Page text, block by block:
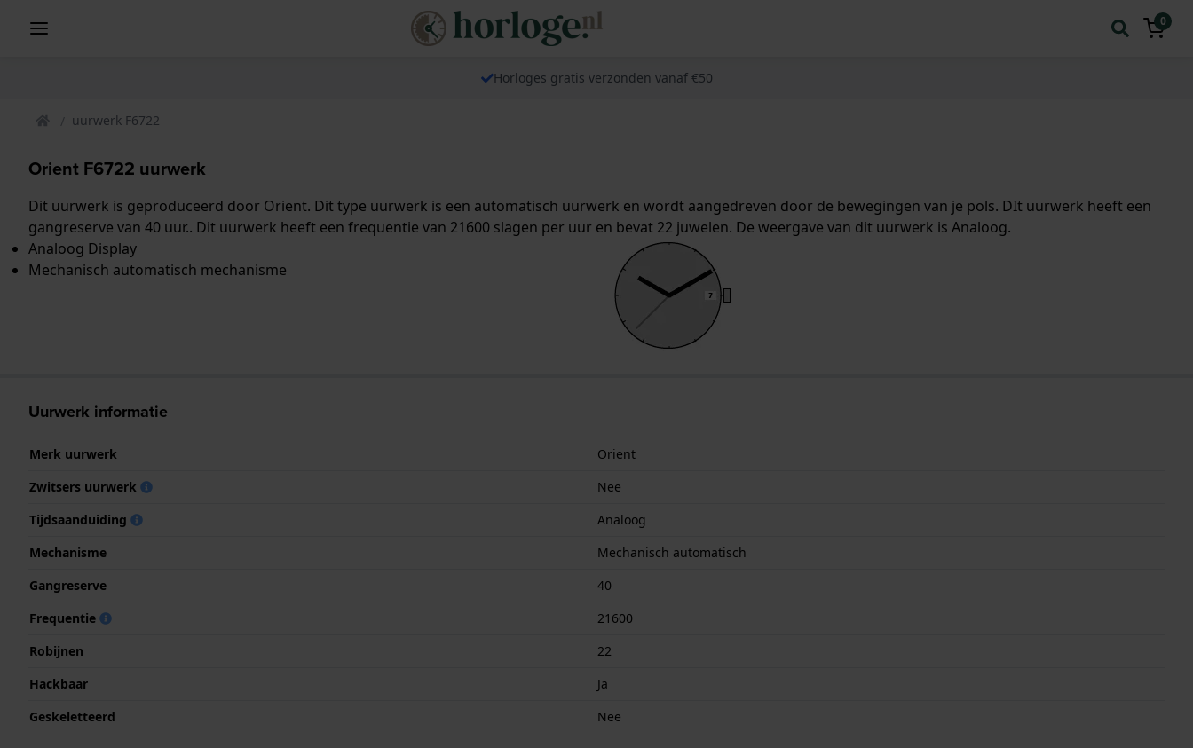
0
Horloges gratis verzonden vanaf €50
uurwerk F6722
Orient F6722 uurwerk
Dit uurwerk is geproduceerd door Orient. Dit type uurwerk is een automatisch uurwerk en wordt aangedreven door de bewegingen van je pols. DIt uurwerk heeft een
gangreserve van 40 uur.. Dit uurwerk heeft een frequentie van 21600 slagen per uur en bevat 22 juwelen. De weergave van dit uurwerk is Analoog.
Analoog Display
Mechanisch automatisch mechanisme
Uurwerk informatie
Merk uurwerk
Orient
Zwitsers uurwerk
Nee
Tijdsaanduiding
Analoog
Mechanisme
Mechanisch automatisch
Gangreserve
40
Frequentie
21600
Robijnen
22
Hackbaar
Ja
Geskeletteerd
Nee